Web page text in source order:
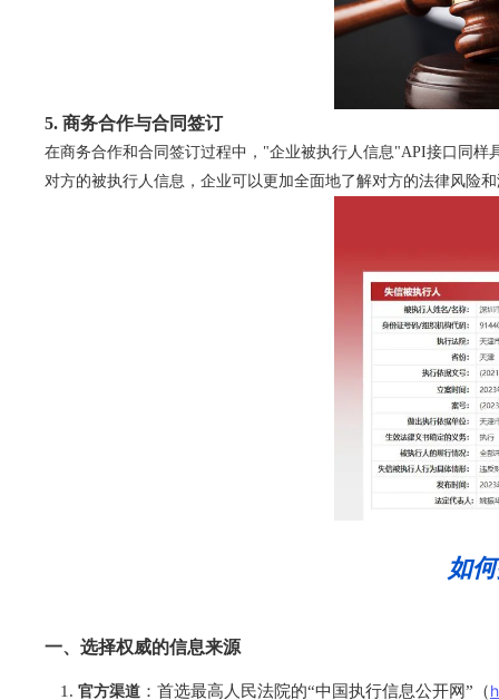
5. 商务合作与合同签订
在商务合作和合同签订过程中，"企业被执行人信息"API接口同
对方的被执行人信息，企业可以更加全面地了解对方的法律风险
如
一、选择权威的信息来源
官方渠道 ：首选最高人民法院的“中国执行信息公开网”（